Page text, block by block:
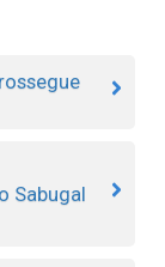
Sabugal